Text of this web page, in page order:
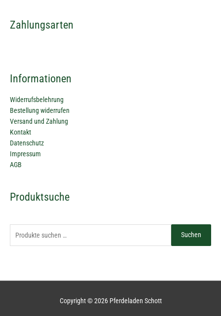
Zahlungsarten
Informationen
Widerrufsbelehrung
Bestellung widerrufen
Versand und Zahlung
Kontakt
Datenschutz
Impressum
AGB
Produktsuche
Suchen
Suchen
Copyright © 2026 Pferdeladen Schott